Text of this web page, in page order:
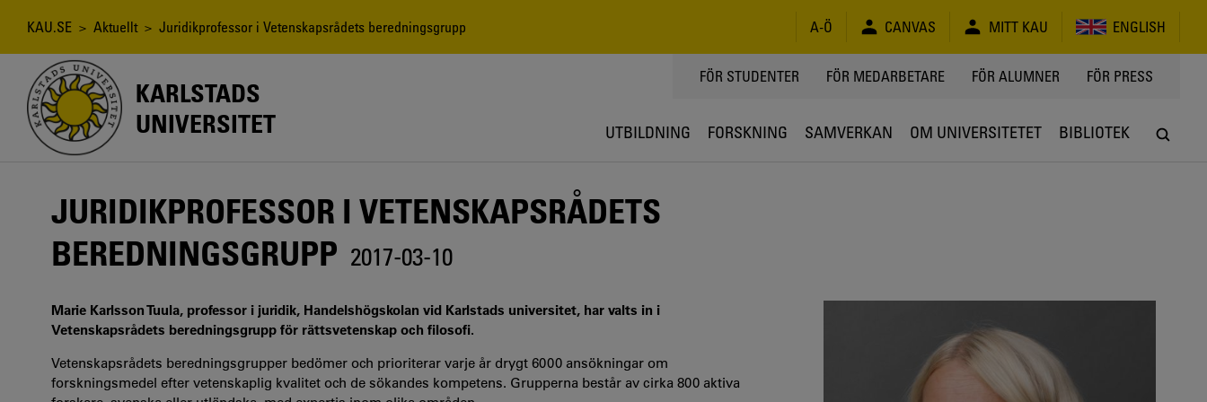
Länkstig
KAU.SE > Aktuellt > Juridikprofessor i Vetenskapsrådets beredningsgrupp A-Ö CANVAS MITT KAU ENGLISH
KARLSTADS
UNIVERSITET
TOPPMENY
FÖR STUDENTER FÖR MEDARBETARE FÖR ALUMNER FÖR PRESS
UTBILDNING FORSKNING SAMVERKAN OM UNIVERSITETET BIBLIOTEK
JURIDIKPROFESSOR I VETENSKAPSRÅDETS
BEREDNINGSGRUPP 2017-03-10
Marie Karlsson Tuula, professor i juridik, Handelshögskolan vid Karlstads universitet, har valts in i
Vetenskapsrådets beredningsgrupp för rättsvetenskap och filosofi.
Vetenskapsrådets beredningsgrupper bedömer och prioriterar varje år drygt 6000 ansökningar om
forskningsmedel efter vetenskaplig kvalitet och de sökandes kompetens. Grupperna består av cirka 800 aktiva